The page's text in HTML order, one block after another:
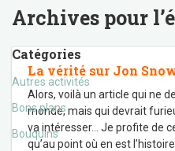
Archives pour
Catégories
Autres activités
Bons plans
Bouquins
La vérité sur Jon
Alors, voilà un article qui ne
monde, mais qui devrait
va intéresser… Je profite de
qu’au point où en est